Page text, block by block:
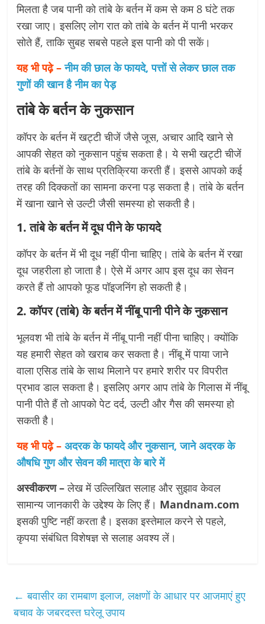
मिलता है जब पानी को तांबे के बर्तन में कम से कम 8 घंटे तक
रखा जाए। इसलिए लोग रात को तांबे के बर्तन में पानी भरकर
सोते हैं, ताकि सुबह सबसे पहले इस पानी को पी सकें।
यह भी पढ़े – नीम की छाल के फायदे, पत्तों से लेकर छाल तक
गुणों की खान है नीम का पेड़
तांबे के बर्तन के नुकसान
कॉपर के बर्तन में खट्टी चीजें जैसे जूस, अचार आदि खाने से
आपकी सेहत को नुकसान पहुंच सकता है। ये सभी खट्टी चीजें
तांबे के बर्तनों के साथ प्रतिक्रिया करती हैं। इससे आपको कई
तरह की दिक्कतों का सामना करना पड़ सकता है। तांबे के बर्तन
में खाना खाने से उल्टी जैसी समस्या हो सकती है।
1. तांबे के बर्तन में दूध पीने के फायदे
कॉपर के बर्तन में भी दूध नहीं पीना चाहिए। तांबे के बर्तन में रखा
दूध जहरीला हो जाता है। ऐसे में अगर आप इस दूध का सेवन
करते हैं तो आपको फूड पॉइजनिंग हो सकती है।
2. कॉपर (तांबे) के बर्तन में नींबू पानी पीने के नुकसान
भूलवश भी तांबे के बर्तन में नींबू पानी नहीं पीना चाहिए। क्योंकि
यह हमारी सेहत को खराब कर सकता है। नींबू में पाया जाने
वाला एसिड तांबे के साथ मिलाने पर हमारे शरीर पर विपरीत
प्रभाव डाल सकता है। इसलिए अगर आप तांबे के गिलास में नींबू
पानी पीते हैं तो आपको पेट दर्द, उल्टी और गैस की समस्या हो
सकती है।
यह भी पढ़े – अदरक के फायदे और नुकसान, जाने अदरक के
औषधि गुण और सेवन की मात्रा के बारे में
अस्वीकरण –लेख में उल्लिखित सलाह और सुझाव केवल
सामान्य जानकारी के उद्देश्य के लिए हैं। Mandnam.com
इसकी पुष्टि नहीं करता है। इसका इस्तेमाल करने से पहले,
कृपया संबंधित विशेषज्ञ से सलाह अवश्य लें।
← बवासीर का रामबाण इलाज, लक्षणों के आधार पर आजमाएं हुए
बचाव के जबरदस्त घरेलू उपाय